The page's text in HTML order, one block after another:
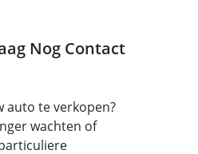
Nog Contact
auto te verkopen?
wachten of